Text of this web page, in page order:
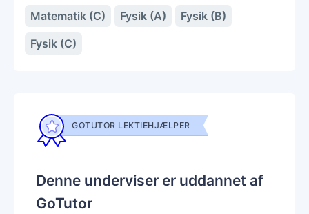
Matematik (C)
Fysik (A)
Fysik (B)
Fysik (C)
GOTUTOR LEKTIEHJÆLPER
Denne underviser er uddannet af
GoTutor